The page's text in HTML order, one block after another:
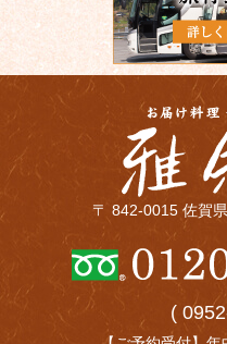
〒 842-0015 佐賀
(